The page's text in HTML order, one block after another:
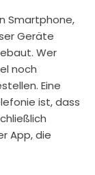
Smartphone,
Geräte
Wer
noch
Eine
ist, dass
App, die